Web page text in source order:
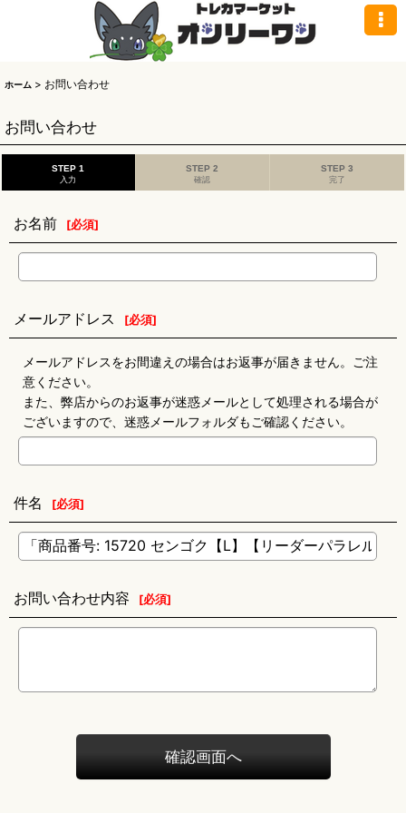
ホーム > お問い合わせ
お問い合わせ
STEP 1
入力
STEP 2
確認
STEP 3
完了
お名前 [必須]
メールアドレス [必須]
メールアドレスをお間違えの場合はお返事が届きません。ご注
意ください。
また、弊店からのお返事が迷惑メールとして処理される場合が
ございますので、迷惑メールフォルダもご確認ください。
件名 [必須]
お問い合わせ内容 [必須]
確認画面へ